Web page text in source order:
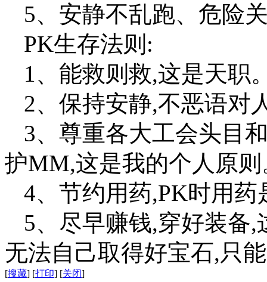
5、安静不乱跑、危险
PK生存法则:
1、能救则救,这是天职
2、保持安静,不恶语对
3、尊重各大工会头目
护MM,这是我的个人原则
4、节约用药,PK时用
5、尽早赚钱,穿好装备
无法自己取得好宝石,只
[搜藏] [打印] [关闭]